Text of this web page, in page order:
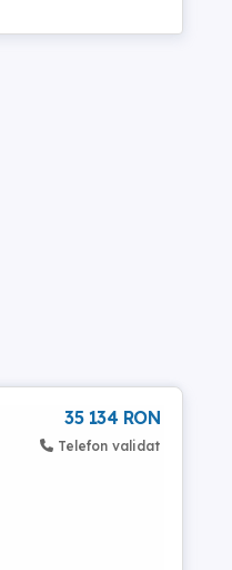
35 134 RON
Telefon validat